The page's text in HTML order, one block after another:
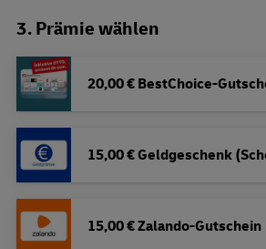
3. Prämie wählen
20,00 € BestChoice-
15,00 € Geldgeschenk
15,00 € Zalando-Gutschein